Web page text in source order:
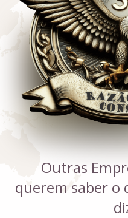
Outras
querem saber o